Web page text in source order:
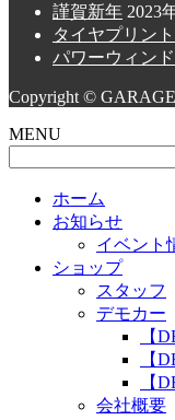
謹賀新年 2023
タイヤプリント
パワーウィン
Copyright ©
MENU
ホーム
お知らせ
イベント
ショップ
スタッフ
デモカー
【
【
【
会社概要